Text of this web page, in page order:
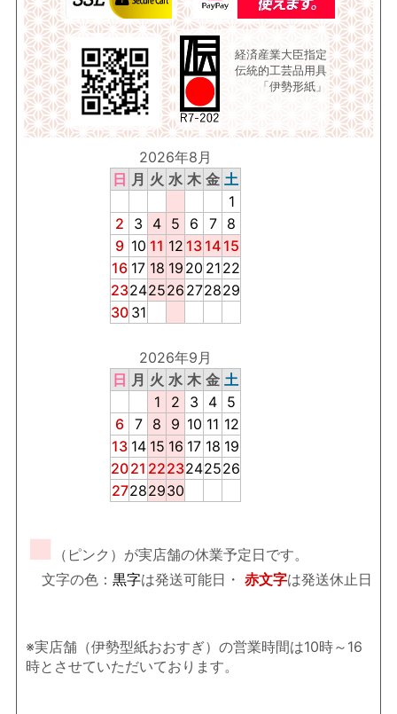
経済産業大臣指定
伝統的工芸品用具
「伊勢形紙」
2026年8月
日 月 火 水 木 金 土
1
2
3 4 5 6 7
8
9 10 11 12 13 14 15
16 17 18 19 20 21 22
23242526 272829
30 31
2026年9月
日 月 火 水 木 金 土
1
2 3 4 5
6 7 8 9 10 11 12
13 14 15 16 17 18 19
2021 2223242526
27282930
■
（ピンク）が実店舗の休業予定日です。
文字の色： 黒字は発送可能日・ 赤文字は発送休止日
※実店舗（伊勢型紙おおすぎ）の営業時間は10時～16
時とさせていただいております。